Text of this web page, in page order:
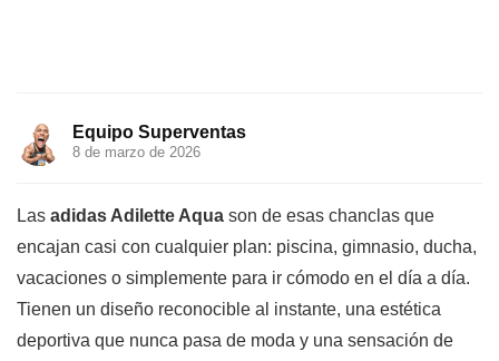
Equipo Superventas
8 de marzo de 2026
Las adidas Adilette Aqua son de esas chanclas que
encajan casi con cualquier plan: piscina, gimnasio, ducha,
vacaciones o simplemente para ir cómodo en el día a día.
Tienen un diseño reconocible al instante, una estética
deportiva que nunca pasa de moda y una sensación de